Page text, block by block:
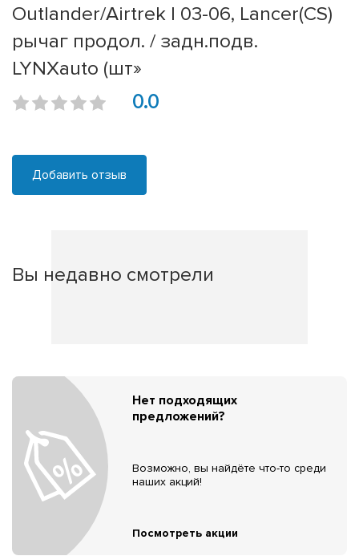
Outlander/Airtrek I 03-06, Lancer(CS)
рычаг продол. / задн.подв.
LYNXauto (шт»
0.0
Добавить отзыв
Вы недавно смотрели
Нет подходящих
предложений?
Возможно, вы найдёте что-то среди
наших акций!
Посмотреть акции